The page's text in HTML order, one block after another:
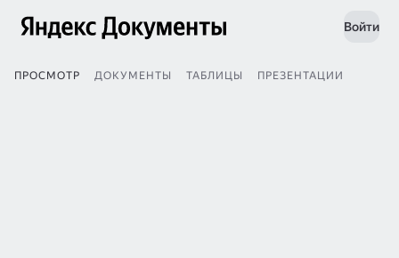
Войти
ПРОСМОТР ДОКУМЕНТЫ ТАБЛИЦЫ ПРЕЗЕНТАЦИИ